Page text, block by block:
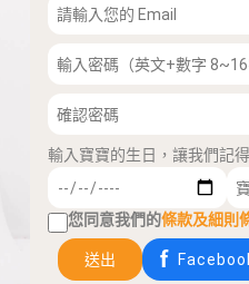
輸入寶寶的生日，讓我們記
您同意我們的條款及細則
送出